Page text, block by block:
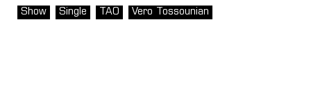
Show Single TAO Vero Tossounian